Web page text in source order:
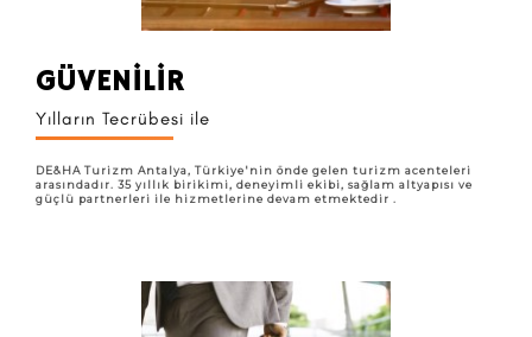
GÜVENİLİR
Yılların Tecrübesi ile
DE&HA Turizm Antalya, Türkiye'nin önde gelen turizm acenteleri
arasındadır. 35 yıllık birikimi, deneyimli ekibi, sağlam altyapısı ve
güçlü partnerleri ile hizmetlerine devam etmektedir .